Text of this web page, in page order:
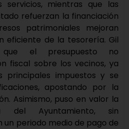
servicios, mientras que las
refuerzan la financiación
patrimoniales mejoran
eficiente de la tesorería. Gil
que el presupuesto no
fiscal sobre los vecinos, ya
principales impuestos y se
apostando por la
Asimismo, puso en valor la
del Ayuntamiento, sin
un periodo medio de pago de